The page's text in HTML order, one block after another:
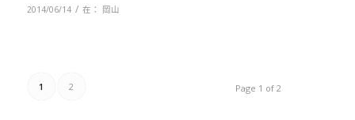
2014/06/14 / 在： 岡山
Page 1 of 2
1 2